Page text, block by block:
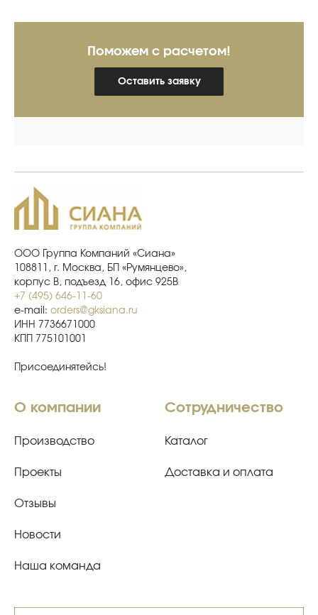
Поможем с расчетом!
Оставить заявку
ООО Группа Компаний «Сиана»
108811, г. Москва, БП «Румянцево»,
корпус В, подъезд 16, офис 925В
+7 (495) 646-11-60
e-mail: orders@gksiana.ru
ИНН 7736671000
КПП 775101001
Присоединятейсь!
О компании
Производство
Проекты
Отзывы
Новости
Наша команда
Сотрудничество
Каталог
Доставка и оплата